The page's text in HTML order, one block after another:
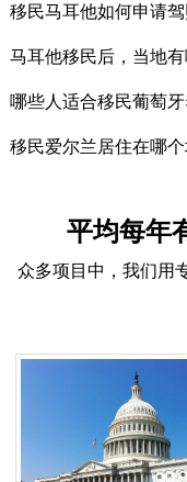
移民马耳他如何申请驾
马耳他移民后，当地有
哪些人适合移民葡萄
移民爱尔兰居住在哪个
平均每年
众多项目中，我们用